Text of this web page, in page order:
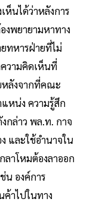
ห็นได้ว่าหลังการ
งพยายามหาทาง
ทหารฝ่ายที่ไม่
วามคิดเห็นที่
หลังจากที่คณะ
แหน่ง ความรู้สึก
กล่าว พล.ท. กาจ
และใช้อำนาจใน
ลาโหมต้องลาออก
น องค์การ
าไปในทาง